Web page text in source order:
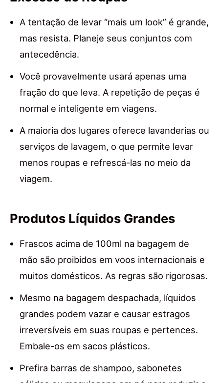
A tentação de levar “mais um look” é grande,
mas resista. Planeje seus conjuntos com
antecedência.
Você provavelmente usará apenas uma
fração do que leva. A repetição de peças é
normal e inteligente em viagens.
A maioria dos lugares oferece lavanderias ou
serviços de lavagem, o que permite levar
menos roupas e refrescá-las no meio da
viagem.
Produtos Líquidos Grandes
Frascos acima de 100ml na bagagem de
mão são proibidos em voos internacionais e
muitos domésticos. As regras são rigorosas.
Mesmo na bagagem despachada, líquidos
grandes podem vazar e causar estragos
irreversíveis em suas roupas e pertences.
Embale-os em sacos plásticos.
Prefira barras de shampoo, sabonetes